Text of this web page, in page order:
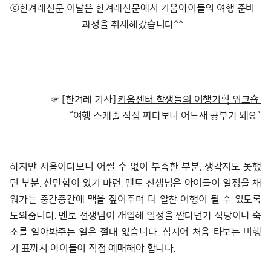
ⓒ한겨레신문 이날은 한겨레신문에서 키움아이들의 여행 준비
과정을 취재해갔습니다^^
☞ [한겨레 기사] 키움센터 학생들의 여행기획 워크숍
“여행 스케줄 직접 짜다보니 어느새 공부가 돼요”
하지만 처음이다보니 어쩔 수 없이 부족한 부분, 생각지도 못했
던 부분, 산만함이 있기 마련. 멘토 선생님은 아이들이 일정을 채
워가는 중간중간에 맥을 짚어주며 더 알찬 여행이 될 수 있도록
도와줍니다. 멘토 선생님이 개입해 일정을 짠다던가 식당이나 숙
소를 알아봐주는 일은 절대 없습니다. 심지어 처음 타보는 비행
기 표까지 아이들이 직접 예매해야 합니다.